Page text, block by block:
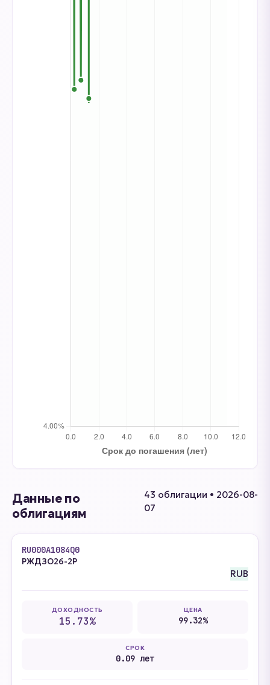
Данные по
облигациям
43 облигации • 2026-08-
07
RU000A1084Q0
РЖДЗО26-2Р
RUB
ДОХОДНОСТЬ
15.73%
ЦЕНА
99.32%
СРОК
0.09 лет